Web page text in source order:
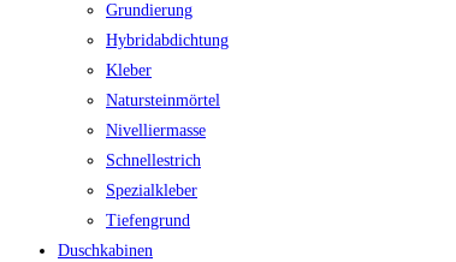
Grundierung
Hybridabdichtung
Kleber
Natursteinmörtel
Nivelliermasse
Schnellestrich
Spezialkleber
Tiefengrund
Duschkabinen